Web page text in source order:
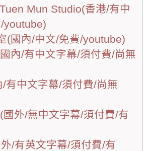
Mun Studio(香港/有中
youtube)
(國內/中文/免費/youtube)
內/有中文字幕/須付費/尚無
/有中文字幕/須付費/尚無
外/無中文字幕/須付費/有
/有英文字幕/須付費/有